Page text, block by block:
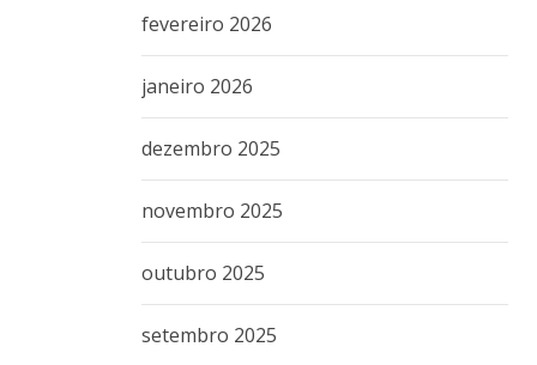
fevereiro 2026
janeiro 2026
dezembro 2025
novembro 2025
outubro 2025
setembro 2025